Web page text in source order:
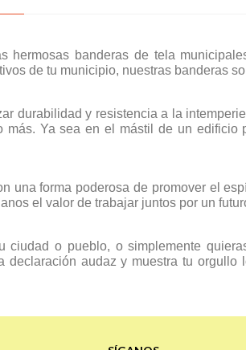
hermosas banderas de tela
de tu municipio, nuestras banderas
durabilidad y resistencia a la
Ya sea en el mástil de un
una forma poderosa de promover el
el valor de trabajar juntos por un
o pueblo, o simplemente
audaz y muestra tu